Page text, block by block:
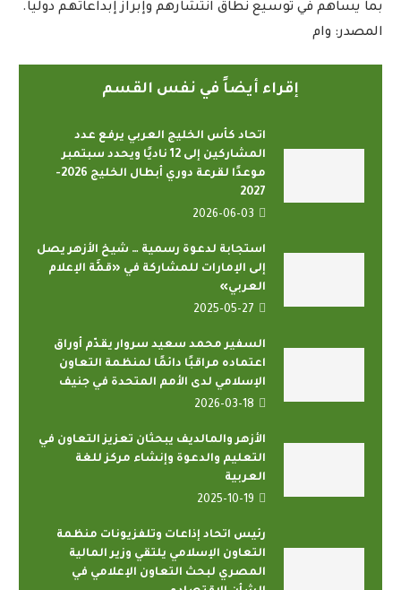
بما يساهم في توسيع نطاق انتشارهم وإبراز إبداعاتهم دولياً.
المصدر: وام
إقراء أيضاً في نفس القسم
اتحاد كأس الخليج العربي يرفع عدد
المشاركين إلى 12 ناديًا ويحدد سبتمبر
موعدًا لقرعة دوري أبطال الخليج 2026-
2027
2026-06-03
استجابة لدعوة رسمية … شيخ الأزهر يصل
إلى الإمارات للمشاركة في «قمَّة الإعلام
العربي»
2025-05-27
السفير محمد سعيد سروار يقدّم أوراق
اعتماده مراقبًا دائمًا لمنظمة التعاون
الإسلامي لدى الأمم المتحدة في جنيف
2026-03-18
الأزهر والمالديف يبحثان تعزيز التعاون في
التعليم والدعوة وإنشاء مركز للغة
العربية
2025-10-19
رئيس اتحاد إذاعات وتلفزيونات منظمة
التعاون الإسلامي يلتقي وزير المالية
المصري لبحث التعاون الإعلامي في